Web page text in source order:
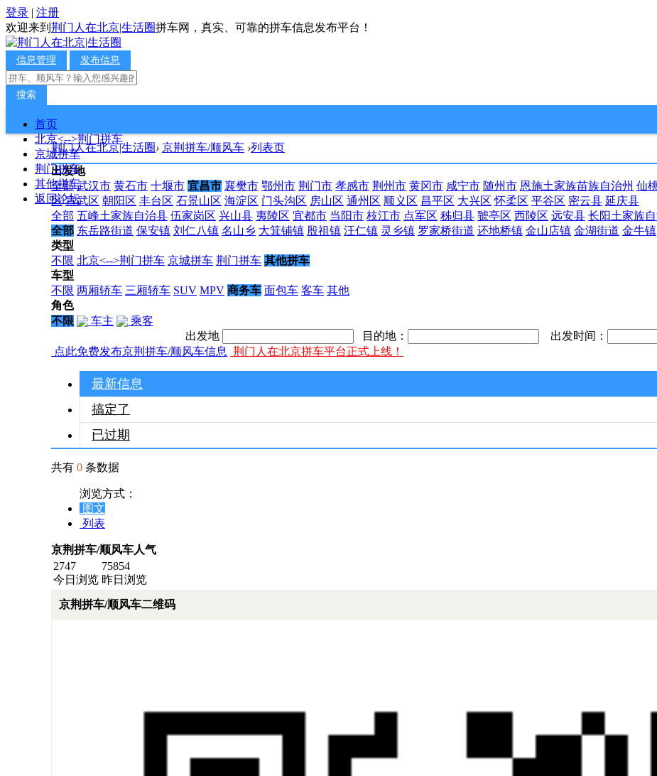
登录 | 注册
欢迎来到 荆门人在北京|生活圈拼车网，真实、可靠的拼车信息发布平台！
信息管理 发布信息
搜索
首页
北京<-->荆门拼车
京城拼车
荆门拼车
其他拼车
返回论坛
荆门人在北京|生活圈› 京荆拼车/顺风车 ›列表页
出发地
全部 武汉市 黄石市 十堰市 宜昌市 襄樊市 鄂州市 荆门市 孝感市 荆州市 黄冈市 咸宁市 随州市 恩施土家族苗族自治州 仙
区 宣武区 朝阳区 丰台区 石景山区 海淀区 门头沟区 房山区 通州区 顺义区 昌平区 大兴区 怀柔区 平谷区 密云县 延庆县
全部 五峰土家族自治县 伍家岗区 兴山县 夷陵区 宜都市 当阳市 枝江市 点军区 秭归县 虢亭区 西陵区 远安县 长阳土家族
全部 东岳路街道 保安镇 刘仁八镇 名山乡 大箕铺镇 殷祖镇 汪仁镇 灵乡镇 罗家桥街道 还地桥镇 金山店镇 金湖街道 金牛镇
类型
不限 北京<-->荆门拼车 京城拼车 荆门拼车 其他拼车
车型
不限 两厢轿车 三厢轿车 SUV MPV 商务车 面包车 客车 其他
角色
不限
车主
乘客
出发地
目的地：
出发时间：
点此免费发布京荆拼车/顺风车信息 荆门人在北京拼车平台正式上线！
最新信息
搞定了
已过期
共有 0 条数据
浏览方式：
图文
列表
京荆拼车/顺风车人气
2747
今日浏览
75854
昨日浏览
京荆拼车/顺风车二维码